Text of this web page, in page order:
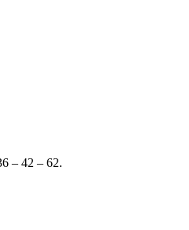
– 42 – 62.